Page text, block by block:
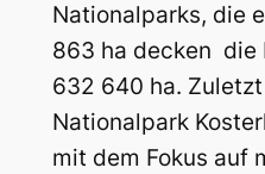
Nationalparks, die
863 ha decken 
632 640 ha.
Nationalpark
mit dem Fokus auf